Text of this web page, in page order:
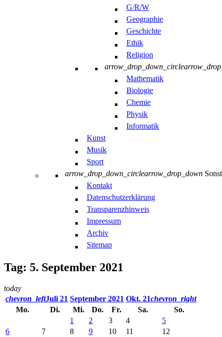
G/R/W
Geographie
Geschichte
Ethik
Religion
arrow_drop_down_circle
Mathematik
Biologie
Chemie
Physik
Informatik
Kunst
Musik
Sport
arrow_drop_down_circlearrow_drop_down
Kontakt
Datenschutzerklärung
Transparenzhinweis
Impressum
Archiv
Sitemap
Tag: 5. September 2021
today
chevron_leftJuli 21 September 2021 Okt. 21chevron_right
Mo.
Di. Mi. Do. Fr. Sa.
So.
1
2 3 4
5
6
7 8 9 10 11
12